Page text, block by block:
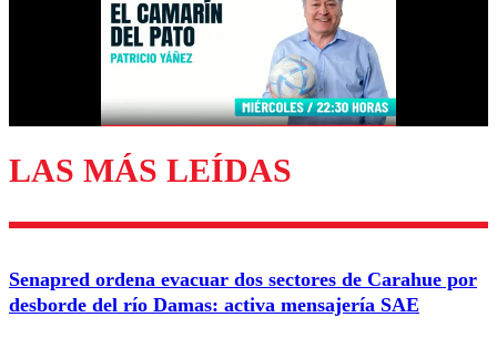
LAS MÁS LEÍDAS
Senapred ordena evacuar dos sectores de Carahue por
desborde del río Damas: activa mensajería SAE